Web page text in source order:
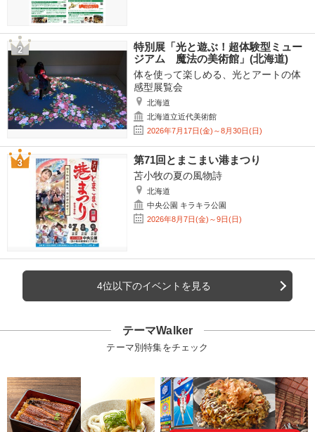
特別展「光と遊ぶ！超体験型ミュー
ジアム 魔法の美術館」(北海道)
体を使って楽しめる、光とアートの体
感型展覧会
北海道
北海道立近代美術館
2026年7月17日(金)～8月30日(日)
第71回とまこまい港まつり
苫小牧の夏の風物詩
北海道
中央公園 キラキラ公園
2026年8月7日(金)～9日(日)
4位以下のイベントを見る
テーマWalker
テーマ別特集をチェック